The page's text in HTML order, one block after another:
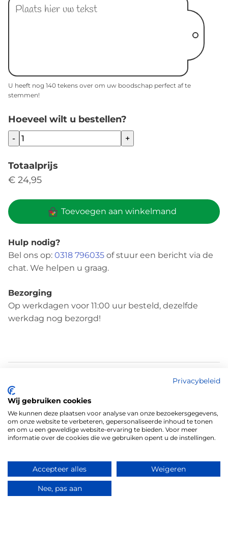
U heeft nog 140 tekens over om uw boodschap perfect af te
stemmen!
Hoeveel wilt u bestellen?
- +
Totaalprijs
€ 24,95
Toevoegen aan winkelmand
Hulp nodig?
Bel ons op: 0318 796035 of stuur een bericht via de
chat. We helpen u graag.
Bezorging
Op werkdagen voor 11:00 uur besteld, dezelfde
werkdag nog bezorgd!
Haal de zomer in huis met dit luxe en kleurrijke
boeket, vol speelse bloemen en levendige tinten.
De combinatie van fuchsia roze lisianthus en
elegante paarse delphinium zorgt voor een
levendig geheel met een natuurlijke uitstraling. Het
recht in een transparante vaas. Perfect als cadeau of
om jezelf mee te verwennen. Dit boeket brengt
direct sfeer, vrolijkheid en een vleugje romantiek in
Privacybeleid
Wij gebruiken cookies
We kunnen deze plaatsen voor analyse van onze bezoekersgegevens,
om onze website te verbeteren, gepersonaliseerde inhoud te tonen
en om u een geweldige website-ervaring te bieden. Voor meer
informatie over de cookies die we gebruiken opent u de instellingen.
Accepteer alles Weigeren
Nee, pas aan